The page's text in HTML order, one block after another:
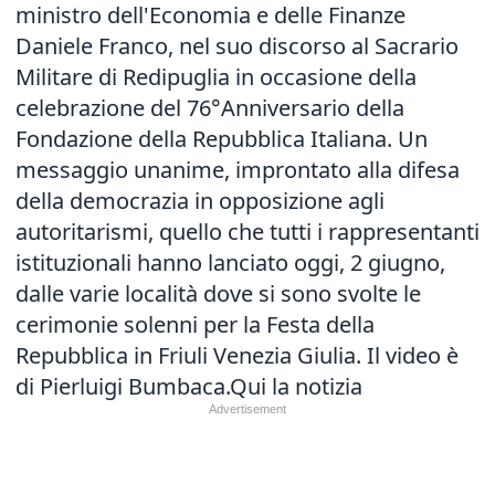
ministro dell'Economia e delle Finanze
Daniele Franco, nel suo discorso al Sacrario
Militare di Redipuglia in occasione della
celebrazione del 76°Anniversario della
Fondazione della Repubblica Italiana. Un
messaggio unanime, improntato alla difesa
della democrazia in opposizione agli
autoritarismi, quello che tutti i rappresentanti
istituzionali hanno lanciato oggi, 2 giugno,
dalle varie località dove si sono svolte le
cerimonie solenni per la Festa della
Repubblica in Friuli Venezia Giulia. Il video è
di Pierluigi Bumbaca.Qui la notizia